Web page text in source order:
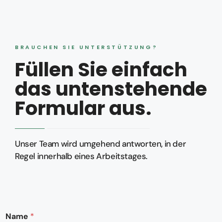
BRAUCHEN SIE UNTERSTÜTZUNG?
Füllen Sie einfach
das untenstehende
Formular aus.
Unser Team wird umgehend antworten, in der
Regel innerhalb eines Arbeitstages.
E
Name *